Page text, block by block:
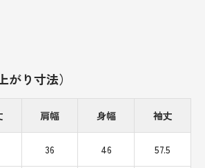
り寸法）
肩幅 身幅 袖丈
36 46 57.5